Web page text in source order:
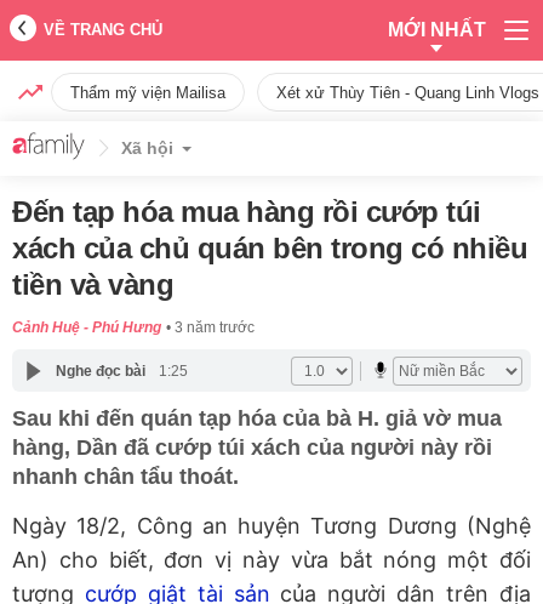
VỀ TRANG CHỦ MỚI NHẤT
Thẩm mỹ viện Mailisa Xét xử Thùy Tiên - Quang Linh
Xã hội
Đến tạp hóa mua hàng rồi cướp túi
xách của chủ quán bên trong có nhiều
tiền và vàng
Cảnh Huệ - Phú Hưng 3 năm trước
Nghe đọc bài 1:25
Sau khi đến quán tạp hóa của bà H. giả vờ mua
hàng, Dần đã cướp túi xách của người này rồi
nhanh chân tẩu thoát.
Ngày 18/2, Công an huyện Tương Dương (Nghệ
An) cho biết, đơn vị này vừa bắt nóng một đối
tượng cướp giật tài sản của người dân trên địa